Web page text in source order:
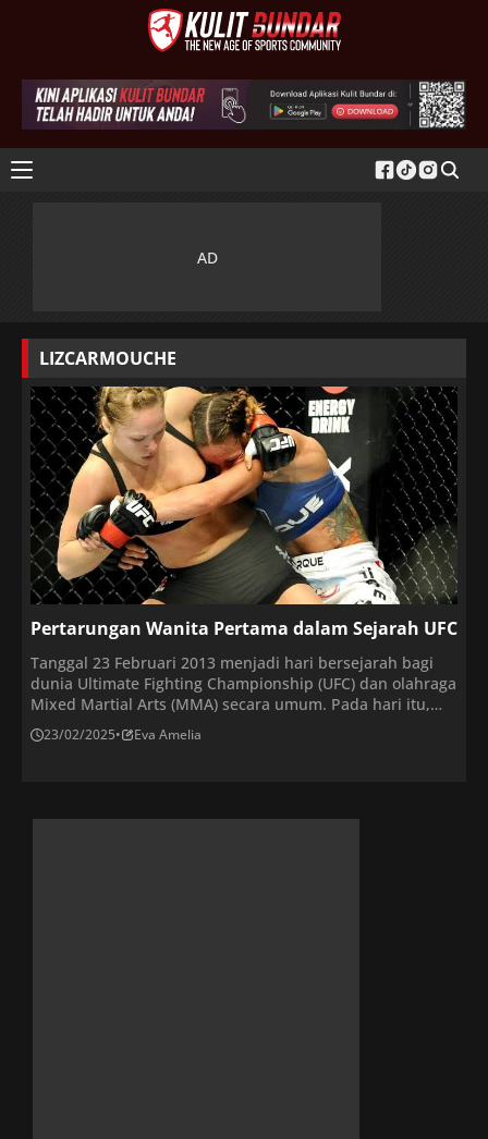
LIZCARMOUCHE
Pertarungan Wanita Pertama dalam Sejarah UFC
Tanggal 23 Februari 2013 menjadi hari bersejarah bagi
dunia Ultimate Fighting Championship (UFC) dan olahraga
Mixed Martial Arts (MMA) secara umum. Pada hari itu,
untuk pertama kalinya dalam sejarah UFC, dua wanita,
Ronda Rousey dan Liz Carmouche, bertarung di dalam
23/02/2025• Eva Amelia